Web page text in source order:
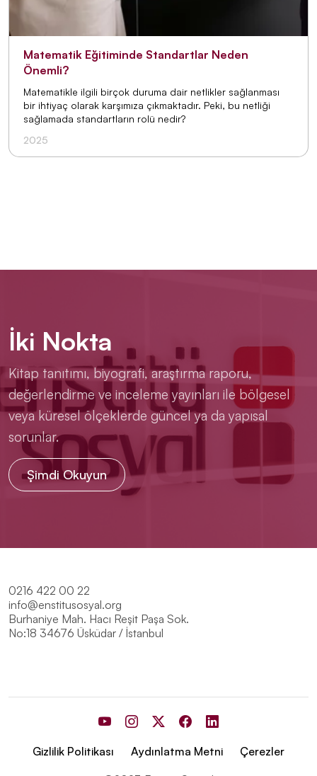
Matematik Eğitiminde Standartlar Neden
Önemli?
Matematikle ilgili birçok duruma dair netlikler sağlanması
bir ihtiyaç olarak karşımıza çıkmaktadır. Peki, bu netliği
sağlamada standartların rolü nedir?
2025
İki Nokta
Kitap tanıtımı, biyografi, araştırma raporu,
değerlendirme ve inceleme yayınları ile bölgesel
veya küresel ölçeklerde güncel ya da yapısal
sorunlar.
Şimdi Okuyun
0216 422 00 22
info@enstitusosyal.org
Burhaniye Mah. Hacı Reşit Paşa Sok.
No:18 34676 Üsküdar / İstanbul
Gizlilik Politikası Aydınlatma Metni
Çerezler